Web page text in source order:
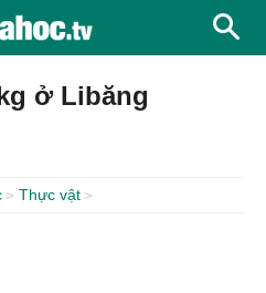
ở Libăng
Thực vật